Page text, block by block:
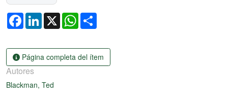
FacebookLinkedIn
X WhatsApp
Página completa del ítem
Autores
Blackman, Ted